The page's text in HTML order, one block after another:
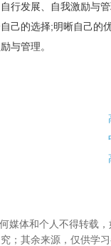
发展、自我激励与管
己的选择;明晰自己的
与管理。
媒体和个人不得转载
；其余来源，仅供学